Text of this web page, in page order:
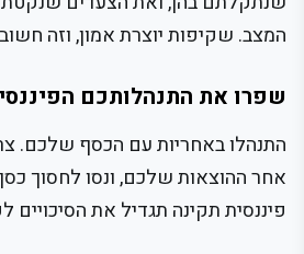
המצב. שקיפות יוצרת אמון, וזה
שפרו את התנהלותכם
התנהלו באחריות עם הכסף שלכם.
אחר ההוצאות שלכם, ונסו לחסוך
פיננסית תקינה תגדיל את